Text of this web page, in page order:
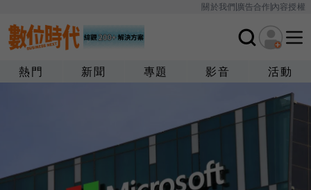
關於我們廣告合作內容授權
熱門 新聞 專題 影音 活動